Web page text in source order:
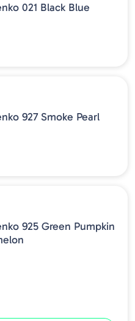
021 Black Blue
927 Smoke Pearl
925 Green Pumpkin